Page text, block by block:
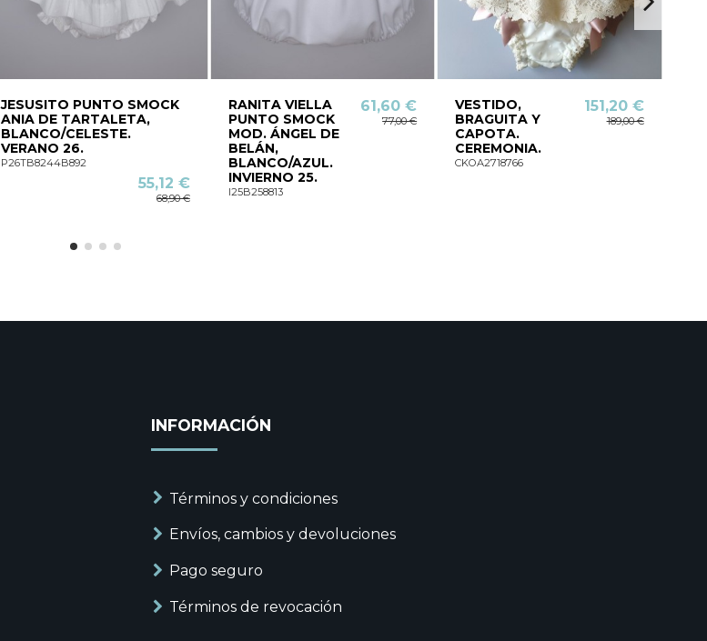
JESUSITO PUNTO SMOCK
ANIA DE TARTALETA,
BLANCO/CELESTE.
VERANO 26.
P26TB8244B892
55,12 €
68,90 €
RANITA VIELLA
PUNTO SMOCK
MOD. ÁNGEL DE
BELÁN,
BLANCO/AZUL.
INVIERNO 25.
I25B258813
61,60 €
77,00 €
VESTIDO,
BRAGUITA Y
CAPOTA.
CEREMONIA.
CKOA2718766
151,20 €
189,00 €
INFORMACIÓN
Términos y condiciones
Envíos, cambios y devoluciones
Pago seguro
Términos de revocación